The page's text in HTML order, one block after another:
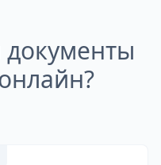
документы